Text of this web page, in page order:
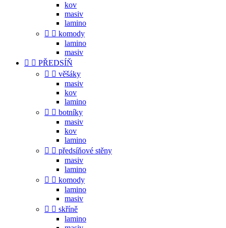
kov
masiv
lamino
  komody
lamino
masiv
  PŘEDSÍŇ
  věšáky
masiv
kov
lamino
  botníky
masiv
kov
lamino
  předsíňové stěny
masiv
lamino
  komody
lamino
masiv
  skříně
lamino